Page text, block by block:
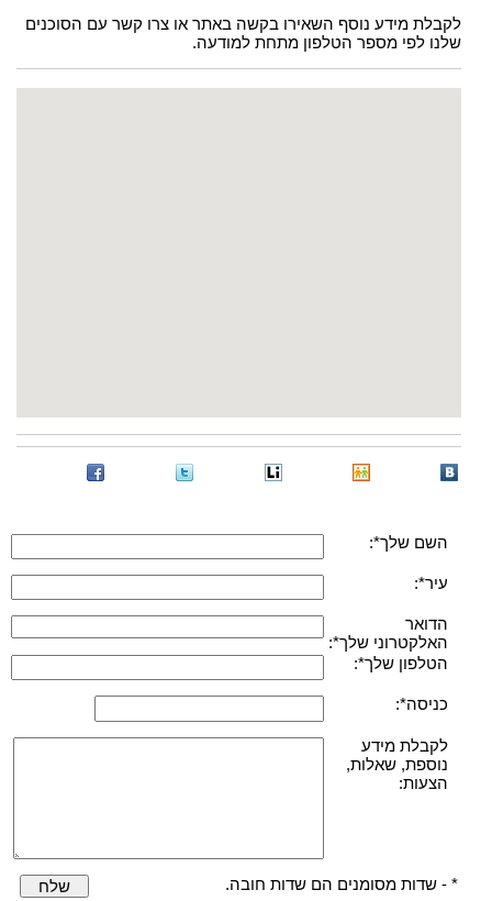
לקבלת מידע נוסף השאירו בקשה באתר או צרו קשר עם הסוכנים
שלנו לפי מספר הטלפון מתחת למודעה.
השם שלך*:
עיר*:
הדואר
האלקטרוני שלך*:
הטלפון שלך*:
כניסה*:
לקבלת מידע
נוספת, שאלות,
הצעות:
* - שדות מסומנים הם שדות חובה. שלח